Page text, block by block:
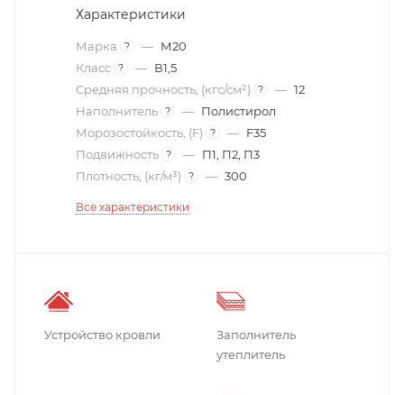
Характеристики
Марка ? — М20
Класс ? — В1,5
Средняя прочность, (кгс/см²)
? — 12
Наполнитель ? — Полистирол
Морозостойкость, (F)
? — F35
Подвижность ? — П1, П2, П3
Плотность, (кг/м³)
? — 300
Все характеристики
Устройство кровли
Заполнитель
утеплитель